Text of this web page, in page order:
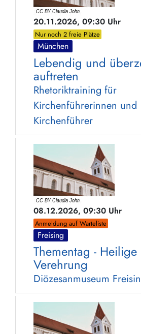
20.11.2026, 09:30 Uhr
Nur noch 2 freie Plätze
München
Lebendig und
auftreten
Rhetoriktraining für
Kirchenführerinnen und
Kirchenführer
08.12.2026, 09:30 Uhr
Anmeldung auf Warteliste
Freising
Thementag -
Verehrung
Diözesanmuseum